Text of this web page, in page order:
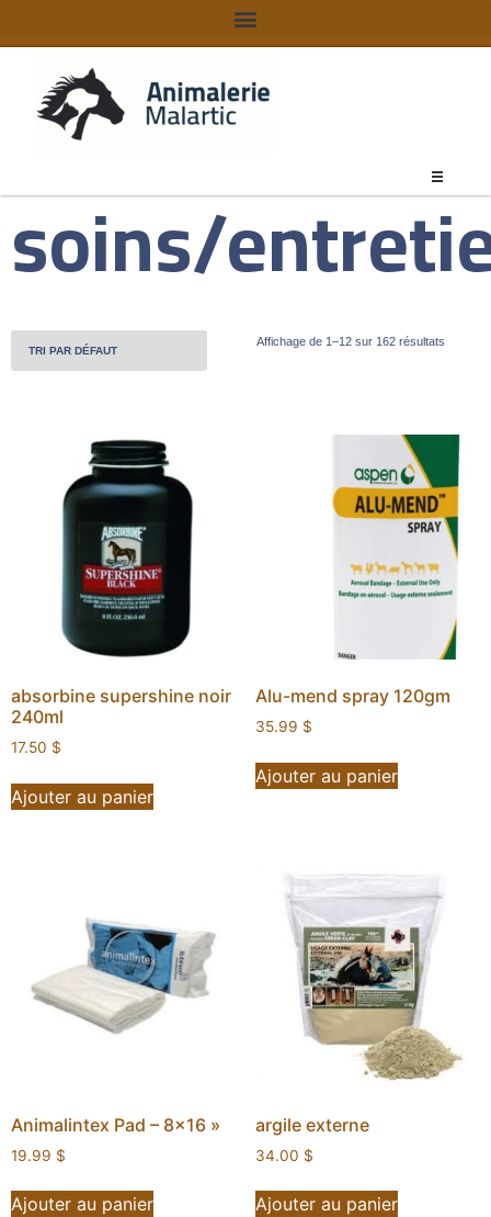
soins/
Affichage de 1–12 sur 162 résultats
absorbine supershine noir
240ml
17.50 $
Ajouter au panier
Alu-mend spray 120gm
35.99 $
Ajouter au panier
Animalintex Pad – 8×16 »
19.99 $
Ajouter au panier
argile externe
34.00 $
Ajouter au panier